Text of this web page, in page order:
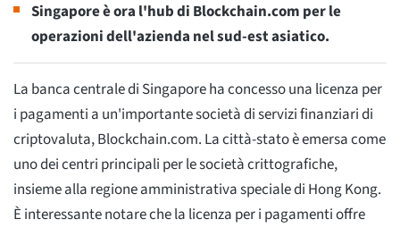
Singapore è ora l'hub di Blockchain.com per le
operazioni dell'azienda nel sud-est asiatico.
La banca centrale di Singapore ha concesso una licenza per
i pagamenti a un'importante società di servizi finanziari di
criptovaluta, Blockchain.com. La città-stato è emersa come
uno dei centri principali per le società crittografiche,
insieme alla regione amministrativa speciale di Hong Kong.
È interessante notare che la licenza per i pagamenti offre